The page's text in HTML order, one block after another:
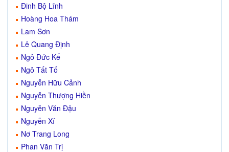
Đinh Bộ Lĩnh
Hoàng Hoa Thám
Lam Sơn
Lê Quang Định
Ngô Đức Kế
Ngô Tất Tố
Nguyễn Hữu Cảnh
Nguyễn Thượng Hiền
Nguyễn Văn Đậu
Nguyễn Xí
Nơ Trang Long
Phan Văn Trị